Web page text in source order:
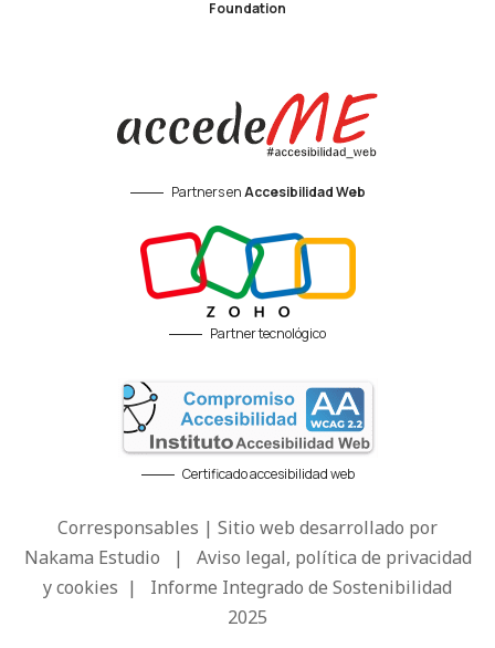
Foundation
Partners enAccesibilidad Web
Partner tecnológico
Certificado accesibilidad web
Corresponsables | Sitio web desarrollado por
Nakama Estudio | Aviso legal, política de privacidad
y cookies | Informe Integrado de Sostenibilidad
2025